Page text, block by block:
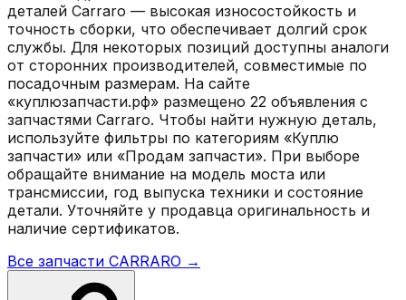
деталей Carraro — высокая износостойкость и
точность сборки, что обеспечивает долгий срок
службы. Для некоторых позиций доступны аналоги
от сторонних производителей, совместимые по
посадочным размерам. На сайте
«куплюзапчасти.рф» размещено 22 объявления с
запчастями Carraro. Чтобы найти нужную деталь,
используйте фильтры по категориям «Куплю
запчасти» или «Продам запчасти». При выборе
обращайте внимание на модель моста или
трансмиссии, год выпуска техники и состояние
детали. Уточняйте у продавца оригинальность и
наличие сертификатов.
Все запчасти CARRARO →